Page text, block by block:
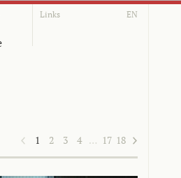
Links EN
1 2 3 4 … 17 18